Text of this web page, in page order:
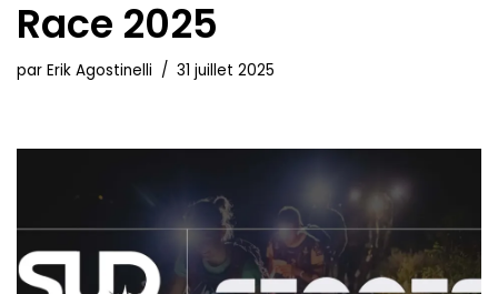
Race 2025
par Erik Agostinelli 31 juillet 2025